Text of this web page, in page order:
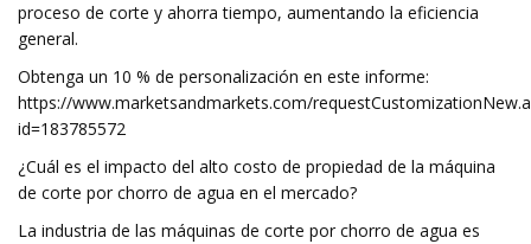
proceso de corte y ahorra tiempo, aumentando la eficiencia
general.
Obtenga un 10 % de personalización en este informe:
https://www.marketsandmarkets.com/
id=183785572
¿Cuál es el impacto del alto costo de propiedad de la máquina
de corte por chorro de agua en el mercado?
La industria de las máquinas de corte por chorro de agua es